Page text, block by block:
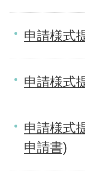
申請様式
申請様式
申請様式
申請書)